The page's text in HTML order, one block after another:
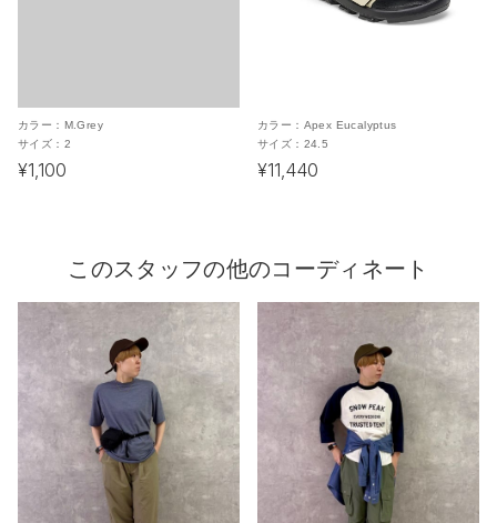
カラー： M.Grey
サイズ： 2
¥1,100
カラー： Apex Eucalyptus
サイズ： 24.5
¥11,440
このスタッフの他のコーディネート